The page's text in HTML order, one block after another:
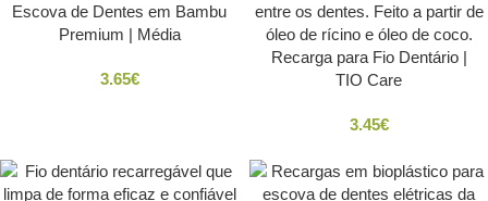
Escova de Dentes em Bambu
Premium | Média
3.65€
Recarga para Fio Dentário |
TIO Care
3.45€